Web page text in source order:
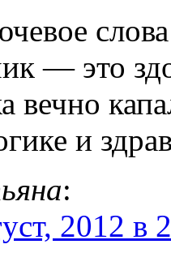
— это
вечно
и
:
2012 в